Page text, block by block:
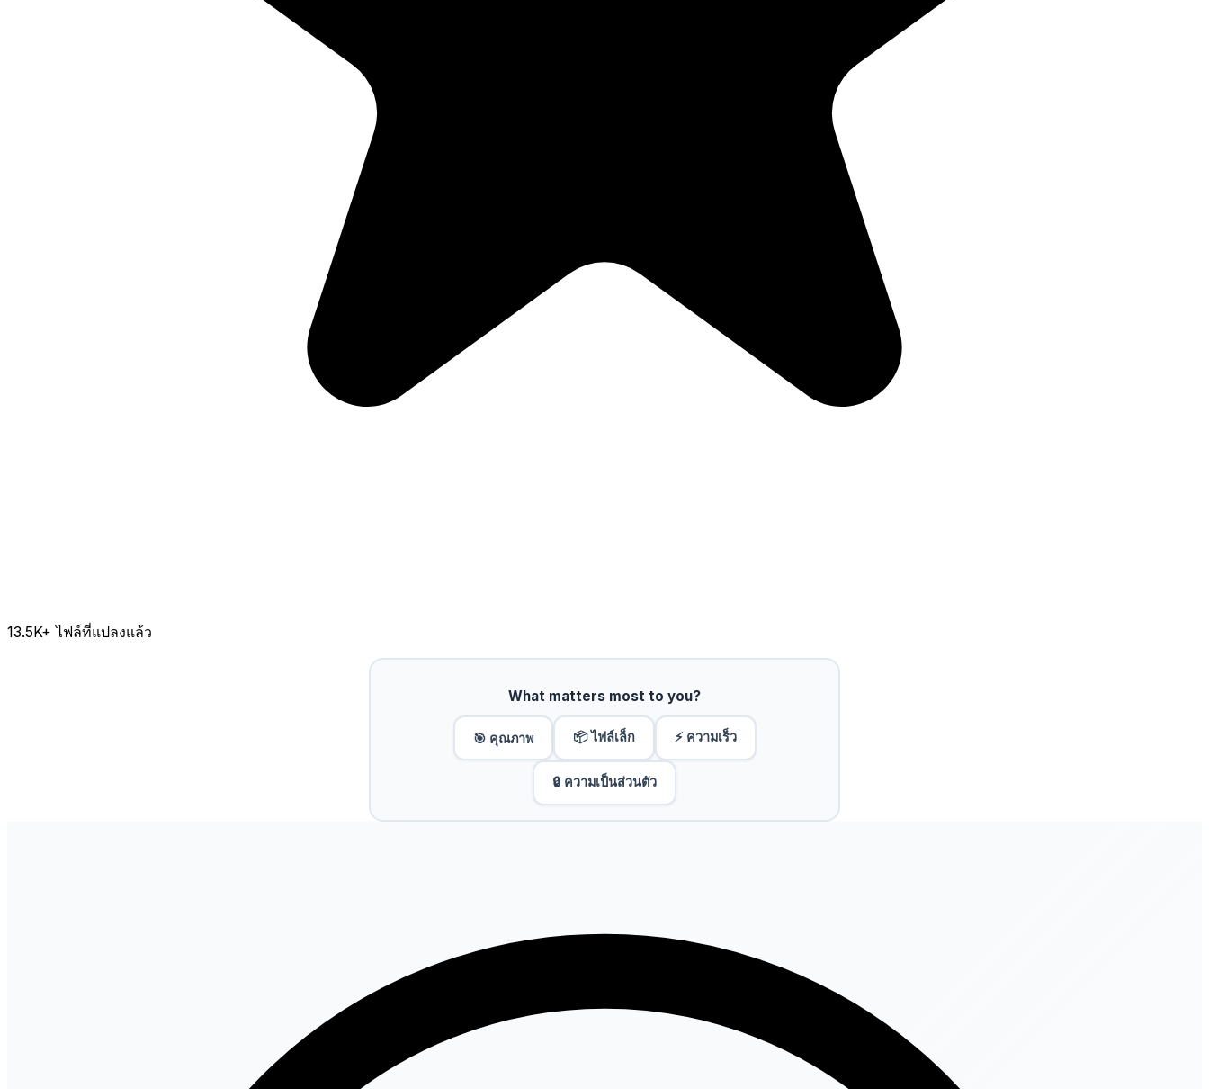
13.5K+ ไฟล์ที่แปลงแล้ว
What matters most to you?
🎯 คุณภาพ 📦 ไฟล์เล็ก ⚡ ความเร็ว
🔒 ความเป็นส่วนตัว